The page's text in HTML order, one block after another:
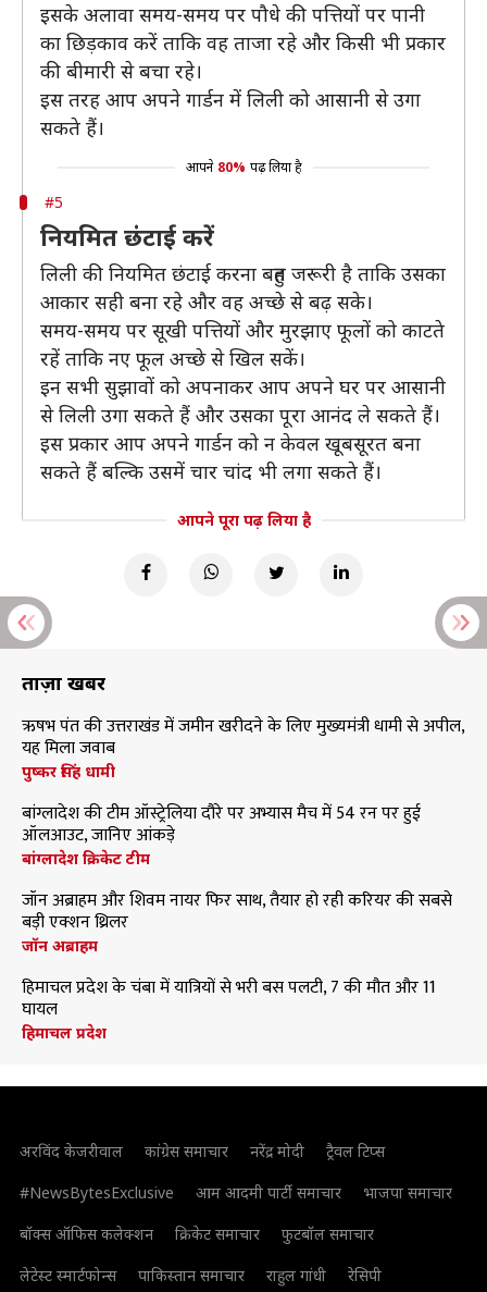
इसके अलावा समय-समय पर पौधे की पत्तियों पर पानी
का छिड़काव करें ताकि वह ताजा रहे और किसी भी प्रकार
की बीमारी से बचा रहे।
इस तरह आप अपने गार्डन में लिली को आसानी से उगा
सकते हैं।
आपने 80% पढ़ लिया है
#5
नियमित छंटाई करें
लिली की नियमित छंटाई करना बहुत जरूरी है ताकि उसका
आकार सही बना रहे और वह अच्छे से बढ़ सके।
समय-समय पर सूखी पत्तियों और मुरझाए फूलों को काटते
रहें ताकि नए फूल अच्छे से खिल सकें।
इन सभी सुझावों को अपनाकर आप अपने घर पर आसानी
से लिली उगा सकते हैं और उसका पूरा आनंद ले सकते हैं।
इस प्रकार आप अपने गार्डन को न केवल खूबसूरत बना
सकते हैं बल्कि उसमें चार चांद भी लगा सकते हैं।
आपने पूरा पढ़ लिया है
ताज़ा खबरें
ऋषभ पंत की उत्तराखंड में जमीन खरीदने के लिए मुख्यमंत्री धामी से अपील,
यह मिला जवाब
पुष्कर सिंह धामी
बांग्लादेश की टीम ऑस्ट्रेलिया दौरे पर अभ्यास मैच में 54 रन पर हुई
ऑलआउट, जानिए आंकड़े
बांग्लादेश क्रिकेट टीम
जॉन अब्राहम और शिवम नायर फिर साथ, तैयार हो रही करियर की सबसे
बड़ी एक्शन थ्रिलर
जॉन अब्राहम
हिमाचल प्रदेश के चंबा में यात्रियों से भरी बस पलटी, 7 की मौत और 11
घायल
हिमाचल प्रदेश
अरविंद केजरीवाल कांग्रेस समाचार नरेंद्र मोदी
ट्रैवल टिप्स
#NewsBytesExclusive
आम आदमी पार्टी समाचार
भाजपा समाचार
बॉक्स ऑफिस कलेक्शन
क्रिकेट समाचार
फुटबॉल समाचार
लेटेस्ट स्मार्टफोन्स
पाकिस्तान समाचार राहुल गांधी रेसिपी